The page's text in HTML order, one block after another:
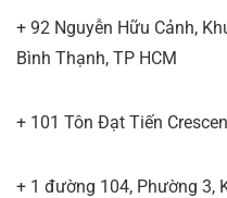
+ 92 Nguyễn Hữu Cảnh,
Bình Thạnh, TP HCM
+ 101 Tôn Đạt Tiến
+ 1 đường 104, Phường 3,